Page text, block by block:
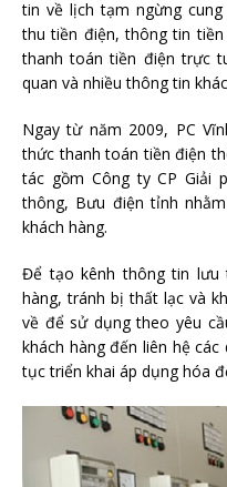
tin về lịch tạm ngừng
thu tiền điện, thông tin
thanh toán tiền điện trực
quan và nhiều thông tin
Ngay từ năm 2009, PC
thức thanh toán tiền điện
tác gồm Công ty CP Giải
thông, Bưu điện tỉnh
khách hàng.
Để tạo kênh thông tin lưu
hàng, tránh bị thất lạc và
về để sử dụng theo yêu
khách hàng đến liên hệ
tục triển khai áp dụng hóa